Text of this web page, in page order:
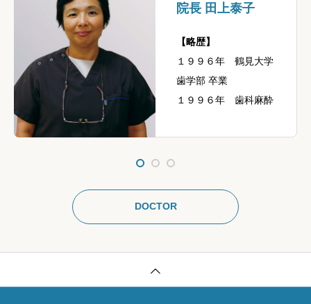
院長 田上泰子
【略歴】
１９９６年 鶴見大学
歯学部 卒業
１９９６年 歯科麻酔
大学関連病院（歯科口
２０１８年 目白５丁
DOCTOR